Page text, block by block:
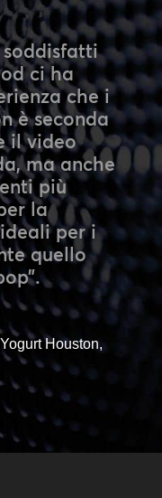
soddisfatti
ci ha
che i
è seconda
il video
ma anche
più
la
per i
quello
Houston,